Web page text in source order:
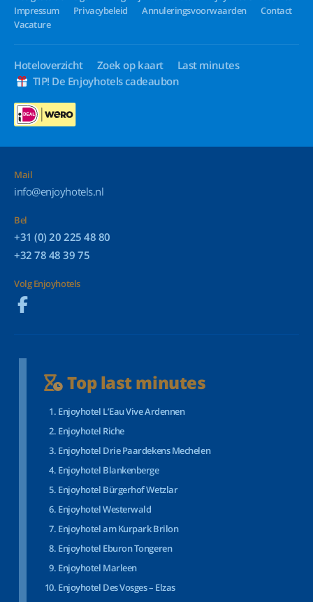
Impressum
Privacybeleid Annuleringsvoorwaarden
Contact
Vacature
Hoteloverzicht Zoek op kaart
Last minutes
TIP! De Enjoyhotels cadeaubon
Mail
info@enjoyhotels.nl
Bel
+31 (0) 20 225 48 80
+32 78 48 39 75
Volg Enjoyhotels
Top last minutes
Enjoyhotel L’Eau Vive Ardennen
Enjoyhotel Riche
Enjoyhotel Drie Paardekens Mechelen
Enjoyhotel Blankenberge
Enjoyhotel Bürgerhof Wetzlar
Enjoyhotel Westerwald
Enjoyhotel am Kurpark Brilon
Enjoyhotel Eburon Tongeren
Enjoyhotel Marleen
Enjoyhotel Des Vosges – Elzas